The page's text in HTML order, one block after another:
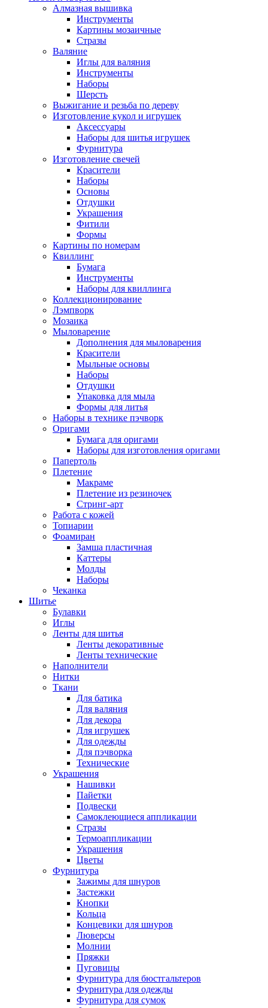
Алмазная вышивка
Инструменты
Картины мозаичные
Стразы
Валяние
Иглы для валяния
Инструменты
Наборы
Шерсть
Выжигание и резьба по дереву
Изготовление кукол и игрушек
Аксессуары
Наборы для шитья игрушек
Фурнитура
Изготовление свечей
Красители
Наборы
Основы
Отдушки
Украшения
Фитили
Формы
Картины по номерам
Квиллинг
Бумага
Инструменты
Наборы для квиллинга
Коллекционирование
Лэмпворк
Мозаика
Мыловарение
Дополнения для мыловарения
Красители
Мыльные основы
Наборы
Отдушки
Упаковка для мыла
Формы для литья
Наборы в технике пэчворк
Оригами
Бумага для оригами
Наборы для изготовления оригами
Папертоль
Плетение
Макраме
Плетение из резиночек
Стринг-арт
Работа с кожей
Топиарии
Фоамиран
Замша пластичная
Каттеры
Молды
Наборы
Чеканка
Шитье
Булавки
Иглы
Ленты для шитья
Ленты декоративные
Ленты технические
Наполнители
Нитки
Ткани
Для батика
Для валяния
Для декора
Для игрушек
Для одежды
Для пэчворка
Технические
Украшения
Нашивки
Пайетки
Подвески
Самоклеющиеся аппликации
Стразы
Термоаппликации
Украшения
Цветы
Фурнитура
Зажимы для шнуров
Застежки
Кнопки
Кольца
Концевики для шнуров
Люверсы
Молнии
Пряжки
Пуговицы
Фурнитура для бюстгальтеров
Фурнитура для одежды
Фурнитура для сумок